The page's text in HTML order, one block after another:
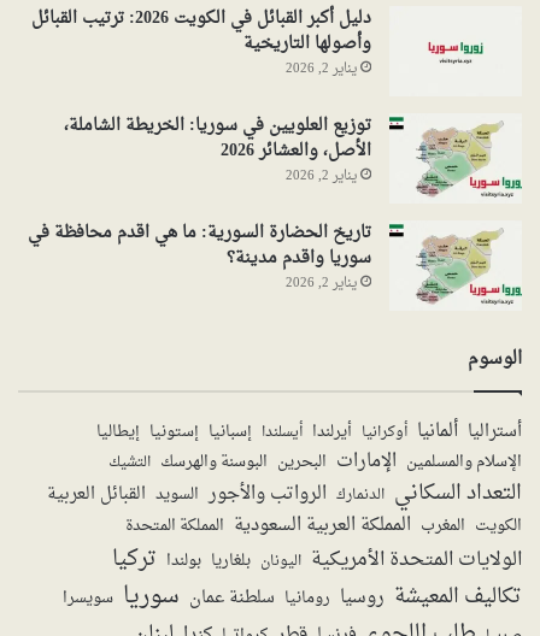
دليل أكبر القبائل في الكويت 2026: ترتيب القبائل
وأصولها التاريخية
يناير 2, 2026
توزيع العلويين في سوريا: الخريطة الشاملة،
الأصل، والعشائر 2026
يناير 2, 2026
تاريخ الحضارة السورية: ما هي اقدم محافظة في
سوريا واقدم مدينة؟
يناير 2, 2026
الوسوم
أستراليا ألمانيا أوكرانيا أيرلندا أيسلندا إسبانيا إستونيا إيطاليا
الإسلام والمسلمين الإمارات البحرين البوسنة والهرسك التشيك
التعداد السكاني الدنمارك الرواتب والأجور السويد القبائل العربية
الكويت المغرب المملكة العربية السعودية المملكة المتحدة
الولايات المتحدة الأمريكية اليونان بلغاريا بولندا تركيا
تكاليف المعيشة روسيا رومانيا سلطنة عمان سوريا سويسرا